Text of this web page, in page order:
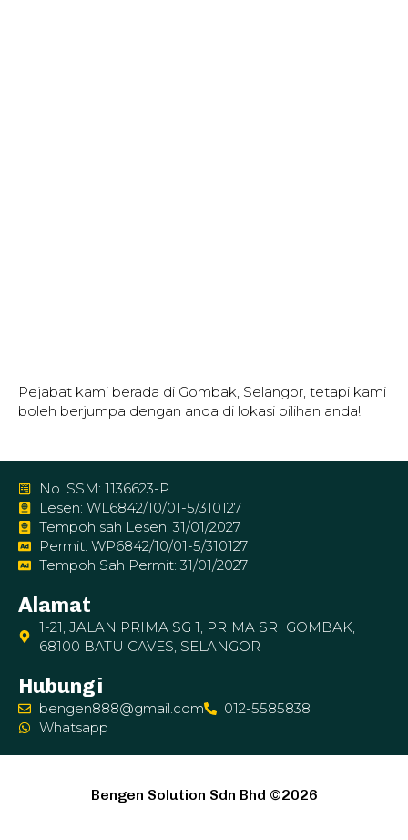
Pejabat kami berada di Gombak, Selangor, tetapi kami
boleh berjumpa dengan anda di lokasi pilihan anda!
No. SSM: 1136623-P
Lesen: WL6842/10/01-5/310127
Tempoh sah Lesen: 31/01/2027
Permit: WP6842/10/01-5/310127
Tempoh Sah Permit: 31/01/2027
Alamat
1-21, JALAN PRIMA SG 1, PRIMA SRI GOMBAK,
68100 BATU CAVES, SELANGOR
Hubungi
bengen888@gmail.com
012-5585838
Whatsapp
Bengen Solution Sdn Bhd ©2026